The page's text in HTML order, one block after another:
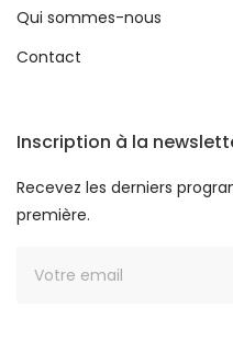
Qui sommes-nous
Contact
Inscription à la
Recevez les derniers
première.